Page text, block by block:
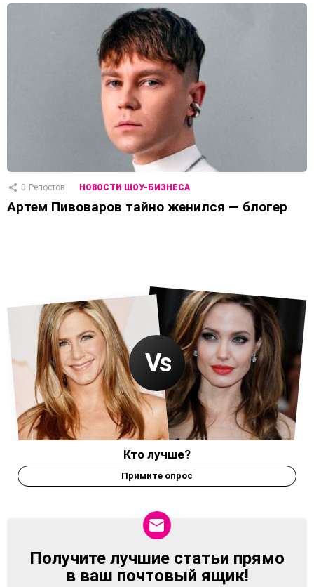
0 Репостов НОВОСТИ ШОУ-БИЗНЕСА
Артем Пивоваров тайно женился — блогер
Кто лучше?
Примите опрос
NEWSLETTER
Получите лучшие статьи прямо
в ваш почтовый ящик!